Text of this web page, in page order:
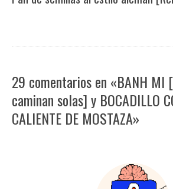
29 comentarios en «BANH MI
caminan solas] y BOCADILLO
CALIENTE DE MOSTAZA»